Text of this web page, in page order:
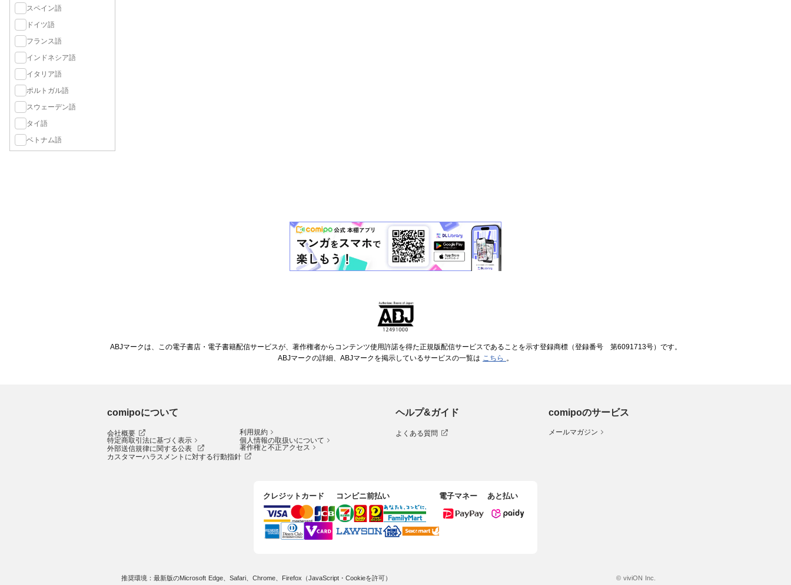
スペイン語
ドイツ語
フランス語
インドネシア語
イタリア語
ポルトガル語
スウェーデン語
タイ語
ベトナム語
ABJマークは、この電子書店・電子書籍配信サービスが、著作権者からコンテンツ使用許諾を得た正規版配信サービスであることを示す登録商標（登録番号 第6091713号）です。
ABJマークの詳細、ABJマークを掲示しているサービスの一覧は こちら 。
comipoについて
会社概要
利用規約
特定商取引法に基づく表示
個人情報の取扱いについて
外部送信規律に関する公表
著作権と不正アクセス
カスタマーハラスメントに対する行動指針
ヘルプ&ガイド
よくある質問
comipoのサービス
メールマガジン
クレジットカード コンビニ前払い 電子マネー あと払い
推奨環境：最新版のMicrosoft Edge、Safari、Chrome、Firefox（JavaScript・Cookieを許可） © viviON Inc.